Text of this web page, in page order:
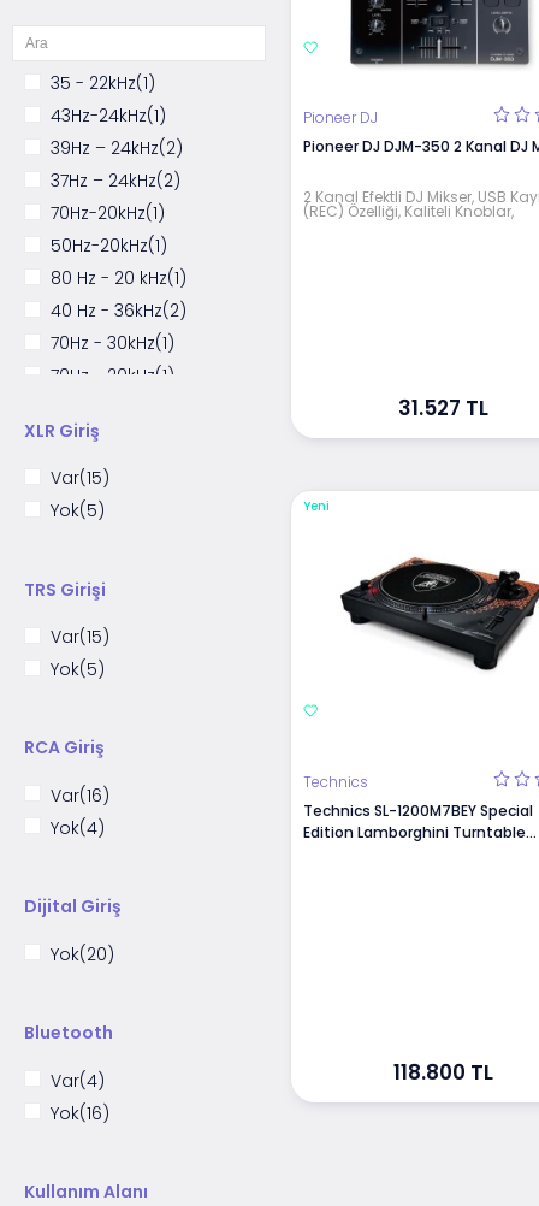
Behringer(4)
Arturia(4)
Sennheiser(4)
Phase(3)
ROLAND(3)
Motu
(1)
103 dB(1)
101 dB(1)
35 - 22kHz(1)
43Hz-24kHz(1)
39Hz – 24kHz(2)
37Hz – 24kHz(2)
70Hz-20kHz(1)
50Hz-20kHz(1)
80 Hz - 20 kHz(1)
40 Hz - 36kHz(2)
70Hz - 30kHz(1)
70Hz - 20kHz(1)
47Hz - 21kHz
42Hz - 40 kHz
42,8Hz - 28kHz
XLR Giriş
Var(15)
Yok(5)
TRS Girişi
Var(15)
Yok(5)
RCA Giriş
Var(16)
Yok(4)
Dijital Giriş
Yok(20)
Bluetooth
Var(4)
Yok(16)
Kullanım Alanı
Pioneer DJ
Pioneer DJ DJM-350 2 Kanal DJ
2 Kanal Efektli DJ Mikser, USB
(REC) Özelliği, Kaliteli Knoblar,
31.527 TL
Yeni
Technics
Technics SL-1200M7BEY Special
Edition Lamborghini Turntable
118.800 TL